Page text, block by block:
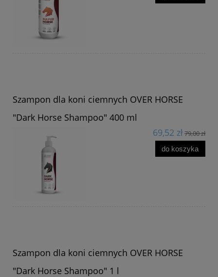
Szampon dla koni ciemnych OVER HORSE
"Dark Horse Shampoo" 400 ml
69,52 zł79,00 zł
do koszyka
Szampon dla koni ciemnych OVER HORSE
"Dark Horse Shampoo" 1 l